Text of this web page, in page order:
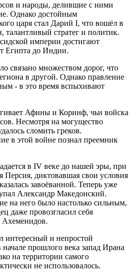
и народы, делившие с ними
Однако достойным
царя стал Дарий I, что вошёл в
стратег и политик.
империи достигают
Египта до Индии.
связано множеством дорог, что
в другой. Однако правление
- в это время вспыхивают
Афины и Коринф, чьи войска
Несмотря на могущество
сломить греков.
в этой войне познал преемник
в IV веке до нашей эры, при
Персия, диктовавшая свои условия
завоёванной. Теперь уже
Александр Македонский.
на него было настолько сильным,
даже провозгласил себя
Ахеменидов.
интересный и непростой
прошлого века запад Ирана
на территории самого
не использовалось.